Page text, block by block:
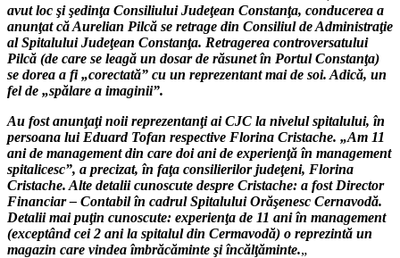
avut loc şi şedinţa Consiliului Judeţean Constanţa, conducerea a
anunţat că Aurelian Pilcă se retrage din Consiliul de Administraţie
al Spitalului Judeţean Constanţa. Retragerea controversatului
Pilcă (de care se leagă un dosar de răsunet în Portul Constanţa)
se dorea a fi „corectată” cu un reprezentant mai de soi. Adică, un
fel de „spălare a imaginii”.
Au fost anunţaţi noii reprezentanţi ai CJC la nivelul spitalului, în
persoana lui Eduard Tofan respective Florina Cristache. „Am 11
ani de management din care doi ani de experienţă în management
spitalicesc”, a precizat, în faţa consilierilor judeţeni, Florina
Cristache. Alte detalii cunoscute despre Cristache: a fost Director
Financiar – Contabil în cadrul Spitalului Orăşenesc Cernavodă.
Detalii mai puţin cunoscute: experienţa de 11 ani în management
(exceptând cei 2 ani la spitalul din Cermavodă) o reprezintă un
magazin care vindea îmbrăcăminte şi încălţăminte.„